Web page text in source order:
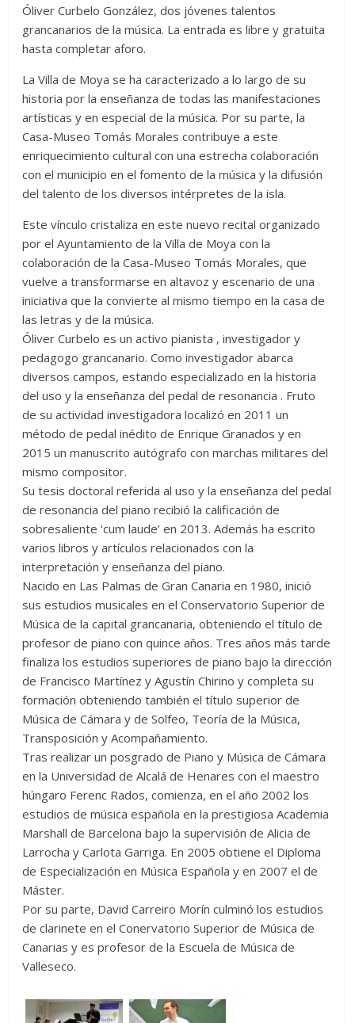
Óliver Curbelo González, dos jóvenes talentos
grancanarios de la música. La entrada es libre y gratuita
hasta completar aforo.
La Villa de Moya se ha caracterizado a lo largo de su
historia por la enseñanza de todas las manifestaciones
artísticas y en especial de la música. Por su parte, la
Casa-Museo Tomás Morales contribuye a este
enriquecimiento cultural con una estrecha colaboración
con el municipio en el fomento de la música y la difusión
del talento de los diversos intérpretes de la isla.
Este vínculo cristaliza en este nuevo recital organizado
por el Ayuntamiento de la Villa de Moya con la
colaboración de la Casa-Museo Tomás Morales, que
vuelve a transformarse en altavoz y escenario de una
iniciativa que la convierte al mismo tiempo en la casa de
las letras y de la música.
Óliver Curbelo es un activo pianista , investigadory
pedagogo grancanario. Como investigador abarca
diversos campos, estando especializado en la historia
del uso y la enseñanza del pedal de resonancia . Fruto
de su actividad investigadora localizó en 2011 un
método de pedal inédito de Enrique Granados y en
2015 un manuscrito autógrafo con marchas militares del
mismo compositor.
Su tesis doctoral referida al uso y la enseñanza del pedal
de resonancia del piano recibió la calificación de
sobresaliente ‘cum laude’ en 2013. Además ha escrito
varios libros y artículos relacionados con la
interpretación y enseñanza del piano.
Nacido en Las Palmas de Gran Canaria en 1980, inició
sus estudios musicales en el Conservatorio Superior de
Música de la capital grancanaria, obteniendo el título de
profesor de piano con quince años. Tres años más tarde
finaliza los estudios superiores de piano bajo la dirección
de Francisco Martínez y Agustín Chirino y completa su
formación obteniendo también el título superior de
Música de Cámara y de Solfeo, Teoría de la Música,
Transposición y Acompañamiento.
Tras realizar un posgrado de Piano y Música de Cámara
en la Universidad de Alcalá de Henares con el maestro
húngaro Ferenc Rados, comienza, en el año 2002 los
estudios de música española en la prestigiosa Academia
Marshall de Barcelona bajo la supervisión de Alicia de
Larrocha y Carlota Garriga. En 2005 obtiene el Diploma
de Especialización en Música Española y en 2007 el de
Máster.
Por su parte, David Carreiro Morín culminó los estudios
de clarinete en el Conervatorio Superior de Música de
Canarias y es profesor de la Escuela de Música de
Valleseco.